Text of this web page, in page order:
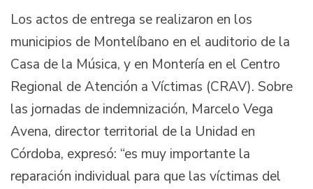
Los actos de entrega se realizaron en los
municipios de Montelíbano en el auditorio de la
Casa de la Música, y en Montería en el Centro
Regional de Atención a Víctimas (CRAV). Sobre
las jornadas de indemnización, Marcelo Vega
Avena, director territorial de la Unidad en
Córdoba, expresó: “es muy importante la
reparación individual para que las víctimas del